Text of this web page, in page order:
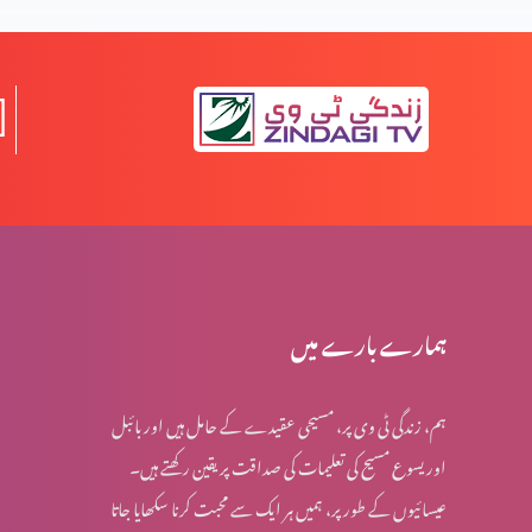
خدا سب سے زیادہ کس نبی سے ہم کلام ہوا؟
عیدِ مولودِ منجی العالمین
مصِر میں بنی اسرائیل پر ظلم و سِتم کے اسباب
حضرت یعقوب کے آخری ایام میں پیشنگوئی کی باتیں
ہمارے بارے میں
ہم، زندگی ٹی وی پر، مسیحی عقیدے کے حامل ہیں اور بائبل
اور یسوع مسیح کی تعلیمات کی صداقت پر یقین رکھتے ہیں۔
عیسائیوں کے طور پر، ہمیں ہر ایک سے محبت کرنا سکھایا جاتا